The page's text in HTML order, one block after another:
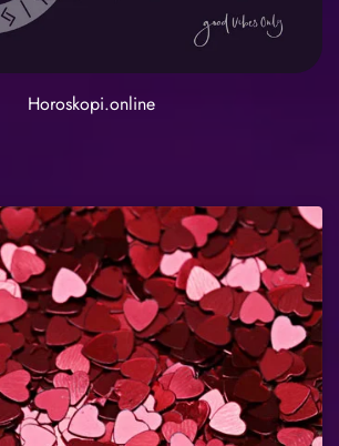
Horoskopi.online